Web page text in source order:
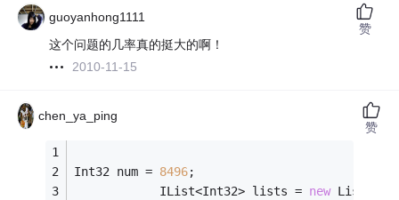
guoyanhong1111
这个问题的几率真的挺大的啊！
2010-11-15
赞
chen_ya_ping
Int32 num = 8496;
            IList<Int32> lists =
new
赞